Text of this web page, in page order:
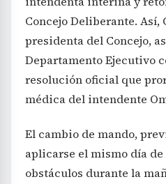
Concejo Deliberante. Así,
presidenta del Concejo,
Departamento Ejecutivo
resolución oficial que
médica del intendente
El cambio de mando,
aplicarse el mismo día
obstáculos durante la